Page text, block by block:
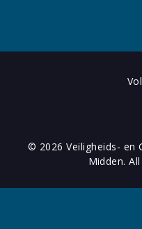
© 2026 Veiligheids- en
Midden.